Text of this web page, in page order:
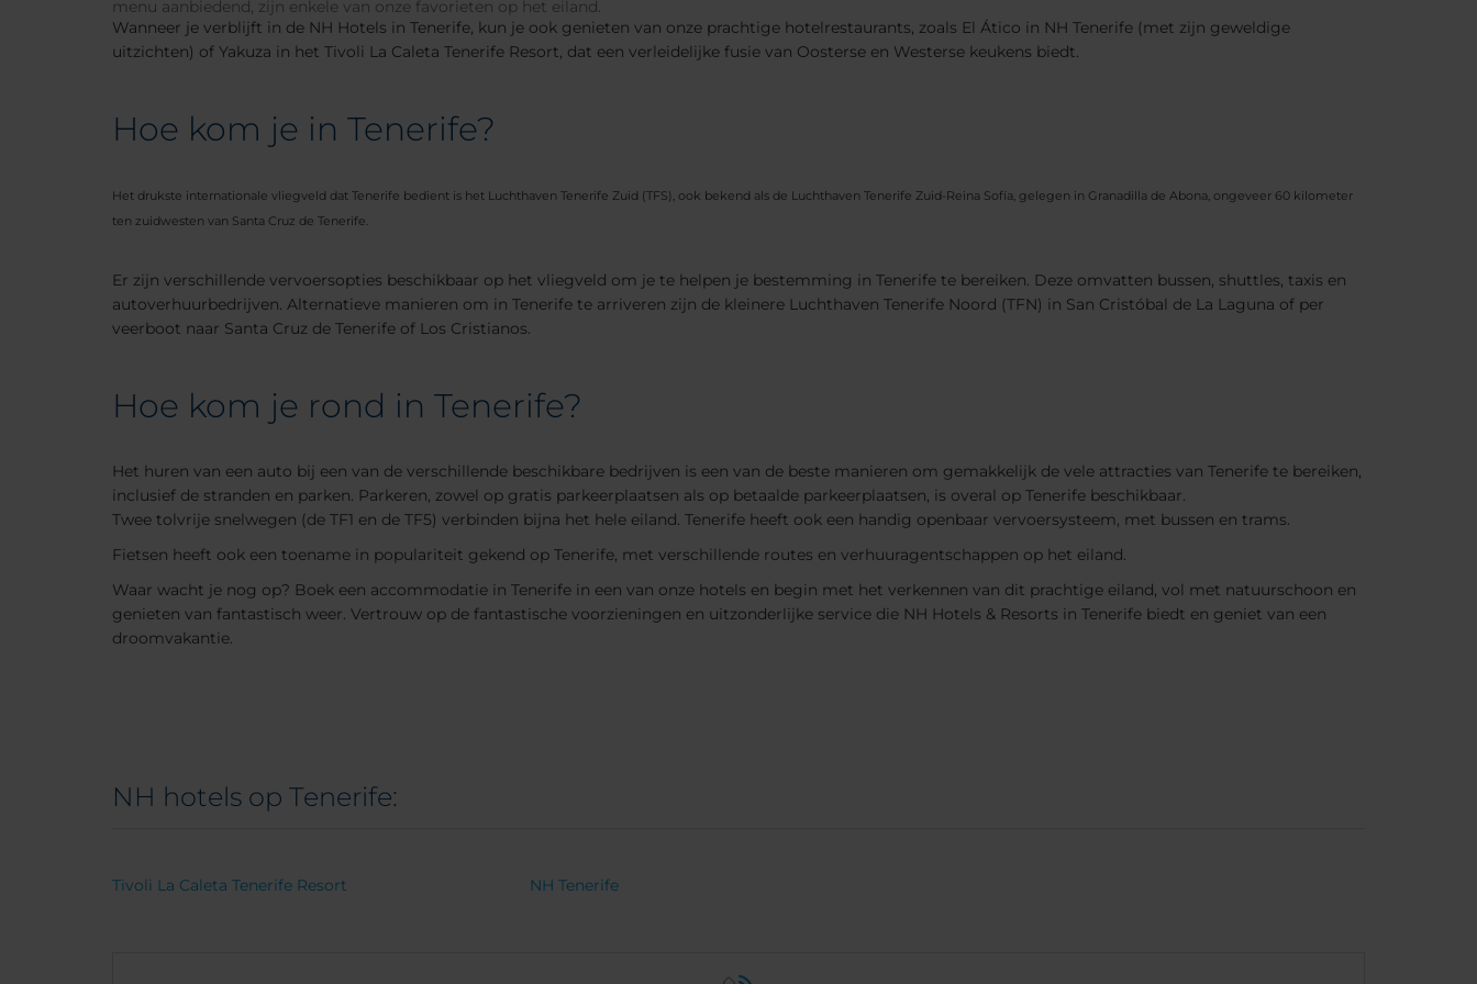
menu aanbiedend, zijn enkele van onze favorieten op het eiland.
Wanneer je verblijft in de NH Hotels in Tenerife, kun je ook genieten van onze prachtige hotelrestaurants, zoals El Ático in NH Tenerife (met zijn geweldige
uitzichten) of Yakuza in het Tivoli La Caleta Tenerife Resort, dat een verleidelijke fusie van Oosterse en Westerse keukens biedt.
Hoe kom je in Tenerife?
Het drukste internationale vliegveld dat Tenerife bedient is het Luchthaven Tenerife Zuid (TFS), ook bekend als de Luchthaven Tenerife Zuid-Reina Sofía, gelegen in Granadilla de Abona, ongeveer 60 kilometer
ten zuidwesten van Santa Cruz de Tenerife.
Er zijn verschillende vervoersopties beschikbaar op het vliegveld om je te helpen je bestemming in Tenerife te bereiken. Deze omvatten bussen, shuttles, taxis en
autoverhuurbedrijven. Alternatieve manieren om in Tenerife te arriveren zijn de kleinere Luchthaven Tenerife Noord (TFN) in San Cristóbal de La Laguna of per
veerboot naar Santa Cruz de Tenerife of Los Cristianos.
Hoe kom je rond in Tenerife?
Het huren van een auto bij een van de verschillende beschikbare bedrijven is een van de beste manieren om gemakkelijk de vele attracties van Tenerife te bereiken,
inclusief de stranden en parken. Parkeren, zowel op gratis parkeerplaatsen als op betaalde parkeerplaatsen, is overal op Tenerife beschikbaar.
Twee tolvrije snelwegen (de TF1 en de TF5) verbinden bijna het hele eiland. Tenerife heeft ook een handig openbaar vervoersysteem, met bussen en trams.
Fietsen heeft ook een toename in populariteit gekend op Tenerife, met verschillende routes en verhuuragentschappen op het eiland.
Waar wacht je nog op? Boek een accommodatie in Tenerife in een van onze hotels en begin met het verkennen van dit prachtige eiland, vol met natuurschoon en
genieten van fantastisch weer. Vertrouw op de fantastische voorzieningen en uitzonderlijke service die NH Hotels & Resorts in Tenerife biedt en geniet van een
droomvakantie.
NH hotels op Tenerife:
Tivoli La Caleta Tenerife Resort NH Tenerife